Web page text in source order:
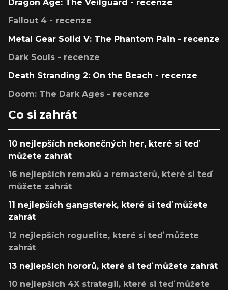
Dragon Age: The Veilguard - recenze
Fallout 4 - recenze
Metal Gear Solid V: The Phantom Pain - recenze
Dark Souls - recenze
Death Stranding 2: On the Beach - recenze
Doom: The Dark Ages - recenze
Co si zahrát
10 nejlepších nekonečných her, které si teď
můžete zahrát
16 nejlepších remaků a remasterů, které si teď
můžete zahrát
11 nejlepších gangsterek, které si teď můžete
zahrát
12 nejlepších roguelite, které si teď můžete
zahrát
13 nejlepších hororů, které si teď můžete zahrát
10 nejlepších 4X strategií, které si teď můžete